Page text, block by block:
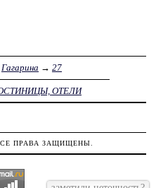
Гагарина → 27
ОТЕЛИ
ПРАВА ЗАЩИЩЕНЫ.